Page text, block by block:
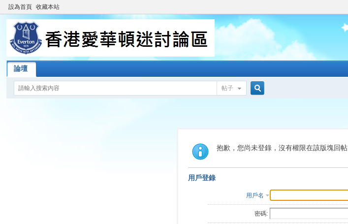
設為首頁 收藏本站
論壇
帖子
索
抱歉，您尚未登錄，沒有權限在該版塊回帖
用戶登錄
用戶名
密碼: